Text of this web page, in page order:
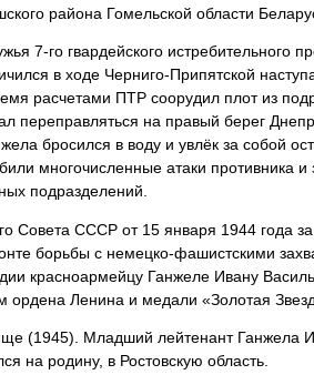
района Гомельской области
7-го гвардейского истребительного
в ходе Черниго-Припятской
расчетами ПТР соорудил плот из
переправляться на правый берег
бросился в воду и увлёк за собой
многочисленные атаки противника
подразделений.
Совета СССР от 15 января 1944 года
борьбы с немецко-фашистскими
красноармейцу Ганжеле Ивану
ордена Ленина и медали «Золотая
(1945). Младший лейтенант Ганжела
на родину, в Ростовскую область.